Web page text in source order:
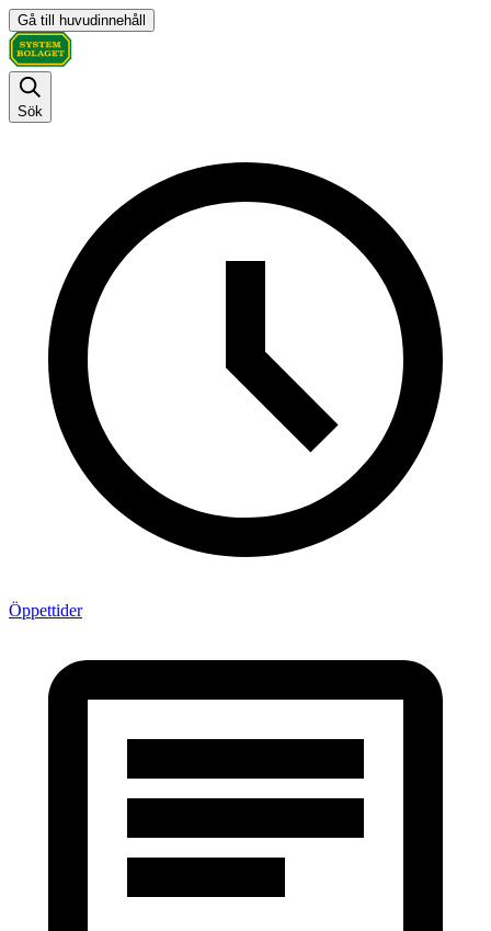
Gå till huvudinnehåll
Sök
Öppettider